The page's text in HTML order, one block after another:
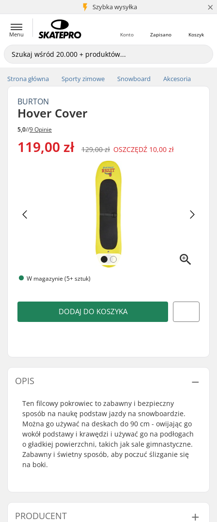
Szybka wysyłka
5+ mln klientów ×
Menu Koszyk
Zapisano
Konto
Strona główna Sporty zimowe Snowboard Akcesoria
BURTON
Hover Cover
5,0//9 Opinie
119,00 zł 129,00 zł OSZCZĘDŹ 10,00 zł
W magazynie (5+ sztuk)
DODAJ DO KOSZYKA
OPIS
Ten filcowy pokrowiec to zabawny i bezpieczny
sposób na naukę podstaw jazdy na snowboardzie.
Można go używać na deskach do 90 cm - owijając go
wokół podstawy i krawędzi i używać go na podłogach
o gładkiej powierzchni, takich jak sale gimnastyczne.
Zabawny i świetny sposób, aby poczuć ślizganie się
na boki.
PRODUCENT